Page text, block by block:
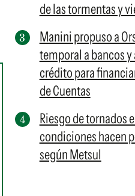
de las tormentas y
Manini propuso a
temporal a bancos
crédito para
de Cuentas
Riesgo de tornados
condiciones hacen
según Metsul